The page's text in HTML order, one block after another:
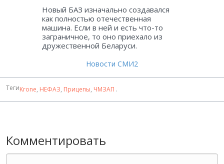
Новый БАЗ изначально создавался
как полностью отечественная
машина. Если в ней и есть что-то
заграничное, то оно приехало из
дружественной Беларуси.
Новости СМИ2
ТегиKrone, НЕФАЗ, Прицепы, ЧМЗАП .
Комментировать